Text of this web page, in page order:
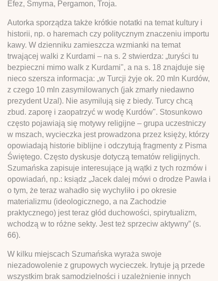
Efez, Smyrna, Pergamon, Troja.
Autorka sporządza także krótkie notatki na temat kultury i
historii, np. o haremach czy politycznym znaczeniu importu
kawy. W dzienniku zamieszcza wzmianki na temat
trwającej walki z Kurdami – na s. 2 stwierdza: „turyści tu
bezpieczni mimo walk z Kurdami", a na s. 18 znajduje się
nieco szersza informacja: „w Turcji żyje ok. 20 mln Kurdów,
z czego 10 mln zasymilowanych (jak zmarły niedawno
prezydent Uzal). Nie asymilują się z biedy. Turcy chcą
zbud. zaporę i zaopatrzyć w wodę Kurdów". Stosunkowo
często pojawiają się motywy religijne – grupa uczestniczy
w mszach, wycieczka jest prowadzona przez księży, którzy
opowiadają historie biblijne i odczytują fragmenty z Pisma
Świętego. Często dyskusje dotyczą tematów religijnych.
Szumańska zapisuje interesujące ją wątki z tych rozmów i
opowiadań, np.: ksiądz „Jacek dalej mówi o drodze Pawła i
o tym, że teraz wahadło się wychyliło i po okresie
materializmu (ideologicznego, a na Zachodzie
praktycznego) jest teraz głód duchowości, spirytualizm,
wchodzą w to różne sekty. Jest też sprzeciw aktywny” (s.
66).
W kilku miejscach Szumańska wyraża swoje
niezadowolenie z grupowych wycieczek. Irytuje ją przede
wszystkim brak samodzielności i uzależnienie innych